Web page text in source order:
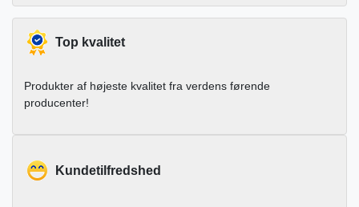
Top kvalitet
Produkter af højeste kvalitet fra verdens førende
producenter!
Kundetilfredshed